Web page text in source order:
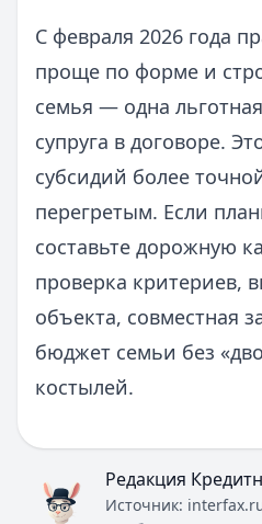
С февраля 2026 года
проще по форме и
семья — одна
супруга в договоре.
субсидий более
перегретым. Если
составьте дорожную
проверка критериев,
объекта, совместная
бюджет семьи без
костылей.
Редакция
Источник: